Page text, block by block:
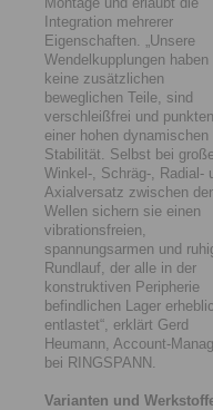
Integration mehrerer
Eigenschaften. „Unsere
Wendelkupplungen haben
keine zusätzlichen
beweglichen Teile, sind
verschleißfrei und
einer hohen dynamischen
Stabilität. Selbst bei
Winkel-, Schräg-, Radial-
Axialversatz zwischen
Wellen sichern sie einen
vibrationsfreien,
spannungsarmen und
Rundlauf, der alle in der
konstruktiven Peripherie
befindlichen Lager
entlastet“, erklärt Gerd
Heumann, Account-
bei RINGSPANN.
Varianten und